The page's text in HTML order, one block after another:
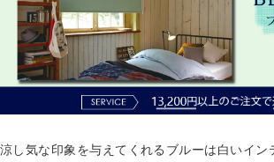
涼し気な印象を与えてくれるブルーは白いイン